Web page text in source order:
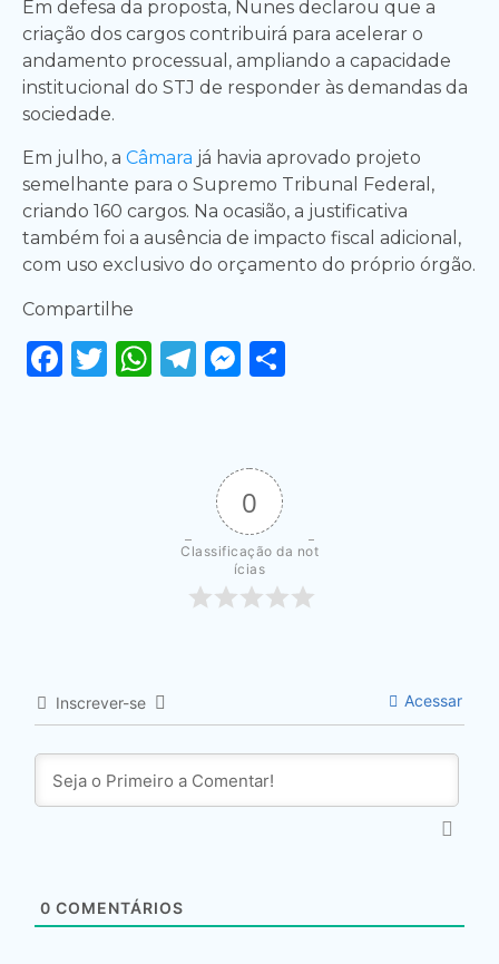
Em defesa da proposta, Nunes declarou que a
criação dos cargos contribuirá para acelerar o
andamento processual, ampliando a capacidade
institucional do STJ de responder às demandas da
sociedade.
Em julho, a Câmara já havia aprovado projeto
semelhante para o Supremo Tribunal Federal,
criando 160 cargos. Na ocasião, a justificativa
também foi a ausência de impacto fiscal adicional,
com uso exclusivo do orçamento do próprio órgão.
Compartilhe
Facebook
Twitter
WhatsApp
Telegram
Messenger
0
Classificação da not
ícias
Inscrever-se Acessar
0 COMENTÁRIOS